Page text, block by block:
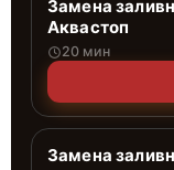
Замена
Аквастоп
20 мин
Замена